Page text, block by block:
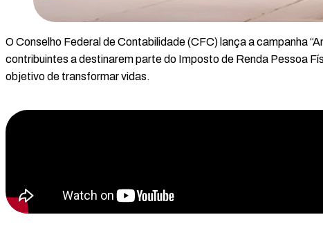
O Conselho Federal de Contabilidade (CFC) lança a campanha
contribuintes a destinarem parte do Imposto de Renda Pessoa
objetivo de transformar vidas.